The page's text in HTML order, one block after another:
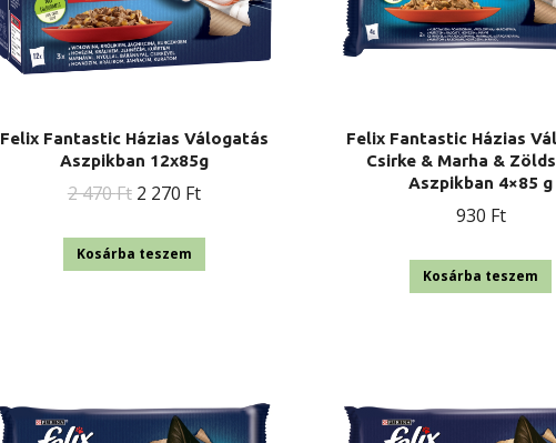
Felix Fantastic Házias Válogatás
Aszpikban 12x85g
2 470Ft Original
was:
2 270 FtCurrent
Kosárba teszem
Felix Fantastic Házias
Csirke & Marha &
Aszpikban 4×85 g
930 Ft
Kosárba teszem